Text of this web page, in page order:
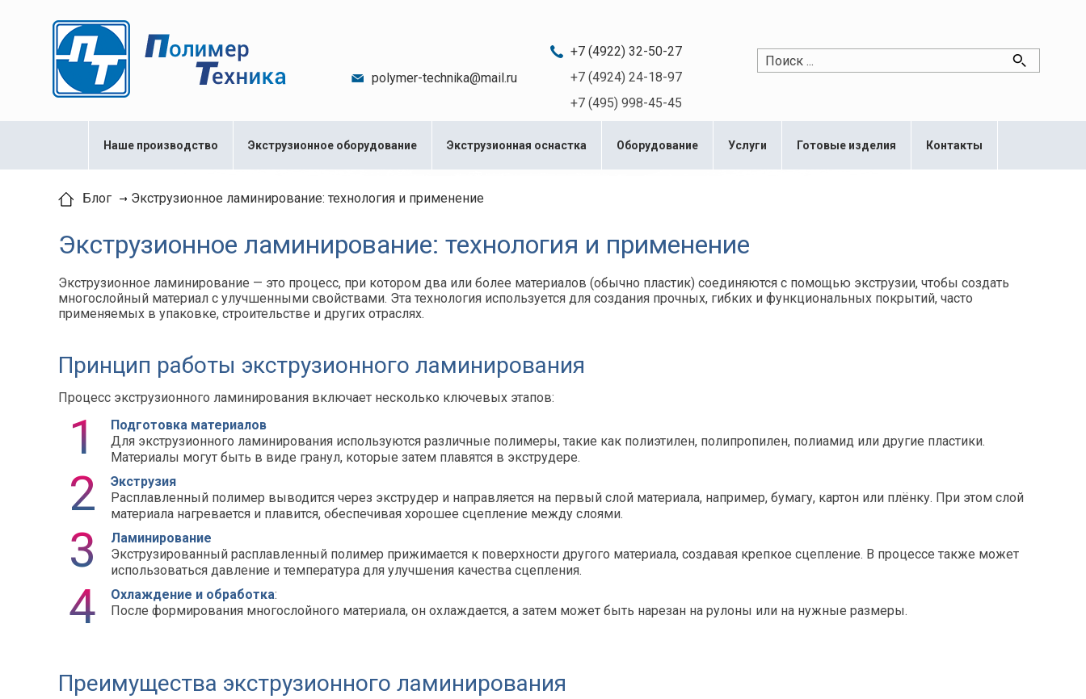
+7 (4922) 32-50-27
polymer-technika@mail.ru
+7 (4924) 24-18-97
+7 (495) 998-45-45
Наше производство Экструзионное оборудование Экструзионная оснастка Оборудование Услуги Готовые изделия Контакты
Блог Экструзионное ламинирование: технология и применение
Экструзионное ламинирование: технология и применение
Экструзионное ламинирование — это процесс, при котором два или более материалов (обычно пластик) соединяются с помощью экструзии, чтобы создать
многослойный материал с улучшенными свойствами. Эта технология используется для создания прочных, гибких и функциональных покрытий, часто
применяемых в упаковке, строительстве и других отраслях.
Принцип работы экструзионного ламинирования
Процесс экструзионного ламинирования включает несколько ключевых этапов:
Подготовка материалов
Для экструзионного ламинирования используются различные полимеры, такие как полиэтилен, полипропилен, полиамид или другие пластики.
Материалы могут быть в виде гранул, которые затем плавятся в экструдере.
Экструзия
Расплавленный полимер выводится через экструдер и направляется на первый слой материала, например, бумагу, картон или плёнку. При этом слой
материала нагревается и плавится, обеспечивая хорошее сцепление между слоями.
Ламинирование
Экструзированный расплавленный полимер прижимается к поверхности другого материала, создавая крепкое сцепление. В процессе также может
использоваться давление и температура для улучшения качества сцепления.
Охлаждение и обработка:
После формирования многослойного материала, он охлаждается, а затем может быть нарезан на рулоны или на нужные размеры.
Преимущества экструзионного ламинирования